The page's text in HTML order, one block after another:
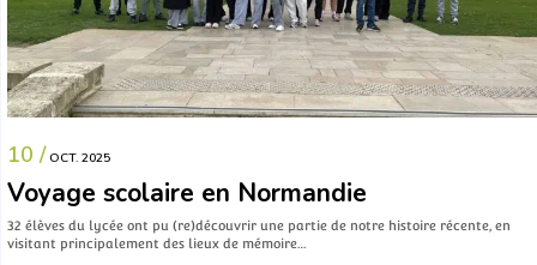
10 / OCT. 2025
Voyage scolaire en Normandie
32 élèves du lycée ont pu (re)découvrir une partie de notre histoire récente, en
visitant principalement des lieux de mémoire…